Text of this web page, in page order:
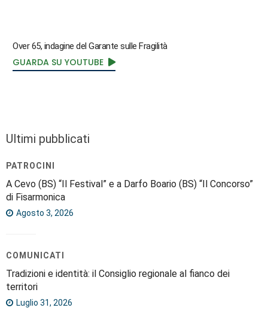
Over 65, indagine del Garante sulle Fragilità
GUARDA SU YOUTUBE
Ultimi pubblicati
PATROCINI
A Cevo (BS) “Il Festival” e a Darfo Boario (BS) “Il Concorso”
di Fisarmonica
Agosto 3, 2026
COMUNICATI
Tradizioni e identità: il Consiglio regionale al fianco dei
territori
Luglio 31, 2026